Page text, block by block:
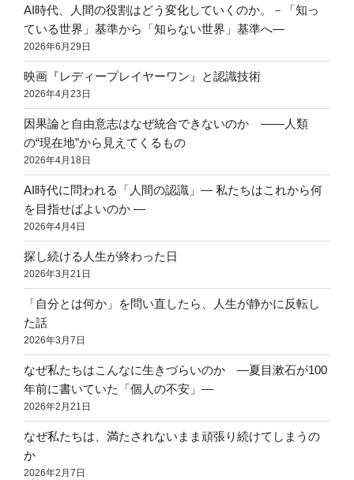
AI時代、人間の役割はどう変化していくのか。－「知っ
ている世界」基準から「知らない世界」基準へ―
2026年6月29日
映画『レディープレイヤーワン』と認識技術
2026年4月23日
因果論と自由意志はなぜ統合できないのか ――人類
の“現在地”から見えてくるもの
2026年4月18日
AI時代に問われる「人間の認識」― 私たちはこれから何
を目指せばよいのか ―
2026年4月4日
探し続ける人生が終わった日
2026年3月21日
「自分とは何か」を問い直したら、人生が静かに反転し
た話
2026年3月7日
なぜ私たちはこんなに生きづらいのか ―夏目漱石が100
年前に書いていた「個人の不安」―
2026年2月21日
なぜ私たちは、満たされないまま頑張り続けてしまうの
か
2026年2月7日